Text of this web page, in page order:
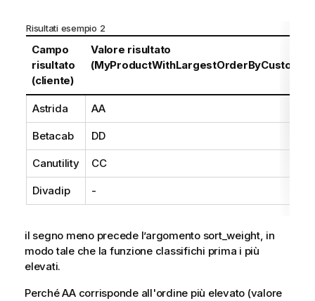
Risultati esempio 2
Campo
risultato
(cliente)
Valore risultato
Astrida AA
Betacab DD
Canutility CC
Divadip -
il segno meno precede l’argomento sort_weight, in
modo tale che la funzione classifichi prima i più
elevati.
PerchéAAcorrisponde all'ordine più elevato (valore